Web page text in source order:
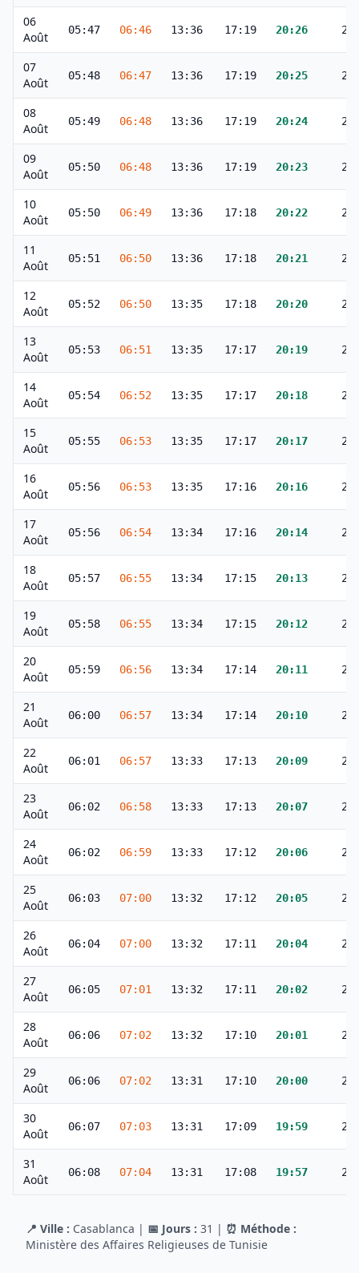
06
Août
05:47 06:46 13:36 17:19 20:26
07
Août
05:48 06:47 13:36 17:19 20:25
08
Août
05:49 06:48 13:36 17:19 20:24
09
Août
05:50 06:48 13:36 17:19 20:23
10
Août
05:50 06:49 13:36 17:18 20:22
11
Août
05:51 06:50 13:36 17:18 20:21
12
Août
05:52 06:50 13:35 17:18 20:20
13
Août
05:53 06:51 13:35 17:17 20:19
14
Août
05:54 06:52 13:35 17:17 20:18
15
Août
05:55 06:53 13:35 17:17 20:17
16
Août
05:56 06:53 13:35 17:16 20:16
17
Août
05:56 06:54 13:34 17:16 20:14
18
Août
05:57 06:55 13:34 17:15 20:13
19
Août
05:58 06:55 13:34 17:15 20:12
20
Août
05:59 06:56 13:34 17:14 20:11
21
Août
06:00 06:57 13:34 17:14 20:10
22
Août
06:01 06:57 13:33 17:13 20:09
23
Août
06:02 06:58 13:33 17:13 20:07
24
Août
06:02 06:59 13:33 17:12 20:06
25
Août
06:03 07:00 13:32 17:12 20:05
26
Août
06:04 07:00 13:32 17:11 20:04
27
Août
06:05 07:01 13:32 17:11 20:02
28
Août
06:06 07:02 13:32 17:10 20:01
29
Août
06:06 07:02 13:31 17:10 20:00
30
Août
06:07 07:03 13:31 17:09 19:59
31
Août
06:08 07:04 13:31 17:08 19:57
📍 Ville : Casablanca | 📅 Jours : 31 | ⏰ Méthode :
Ministère des Affaires Religieuses de Tunisie